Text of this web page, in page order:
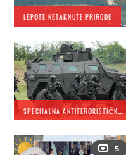
LEPOTE NETAKNUTE PRIRODE
S
PECIJALNA ANTITERORISTIČKA JEDINICA
5